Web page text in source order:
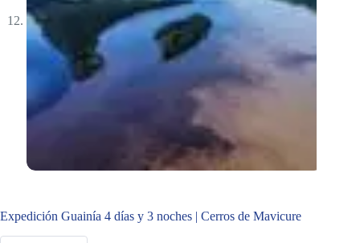
Expedición Guainía 4 días y 3 noches | Cerros de Mavicure